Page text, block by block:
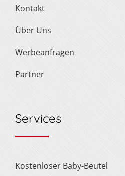
Kontakt
Über Uns
Werbeanfragen
Partner
Services
Kostenloser Baby-Beutel